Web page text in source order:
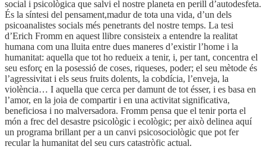
social i psicològica que salvi el nostre planeta en perill d’autodesfeta.
És la síntesi del pensament,madur de tota una vida, d’un dels
psicoanalistes socials més penetrants del nostre temps. La tesi
d’Erich Fromm en aquest llibre consisteix a entendre la realitat
humana com una lluita entre dues maneres d’existir l’home i la
humanitat: aquella que tot ho redueix a tenir, i, per tant, concentra el
seu esforç en la posessió de coses, riqueses, poder; el seu mètode és
l’agressivitat i els seus fruits dolents, la cobdícia, l’enveja, la
violència… I aquella que cerca per damunt de tot ésser, i es basa en
l’amor, en la joia de compartir i en una activitat significativa,
beneficiosa i no malversadora. Fromm pensa que el tenir porta el
món a frec del desastre psicològic i ecològic; per això delinea aquí
un programa brillant per a un canvi psicosociològic que pot fer
recular la humanitat del seu curs catastròfic actual.